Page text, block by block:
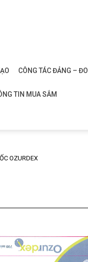
CÔNG TÁC ĐẢNG –
TIN MUA SẮM
OZURDEX